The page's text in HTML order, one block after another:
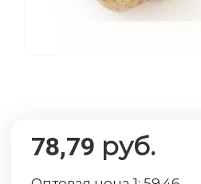
78,79 руб.